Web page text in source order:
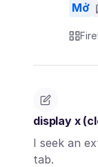
Mở
display x
I seek an
tab.